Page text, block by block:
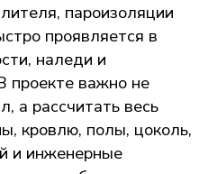
пароизоляции
проявляется в
наледи и
проекте важно не
а рассчитать весь
кровлю, полы, цоколь,
и инженерные